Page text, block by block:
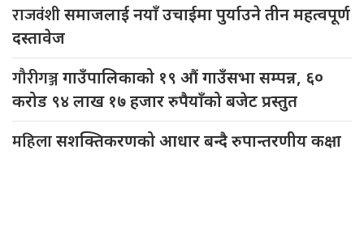
राजवंशीसमाजलाई नयाँ उचाईमा पुर्याउने तीन महत्वपूर्ण
दस्तावेज
गौरीगञ्जगाउँपालिकाको १९ औं गाउँसभा सम्पन्न, ६०
करोड ९४ लाख १७ हजार रुपैयाँको बजेट प्रस्तुत
महिलासशक्तिकरणको आधार बन्दै रुपान्तरणीय कक्षा